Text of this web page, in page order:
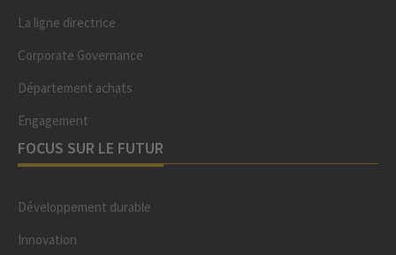
La ligne directrice
Corporate Governance
Département achats
Engagement
FOCUS SUR LE FUTUR
Développement durable
Innovation